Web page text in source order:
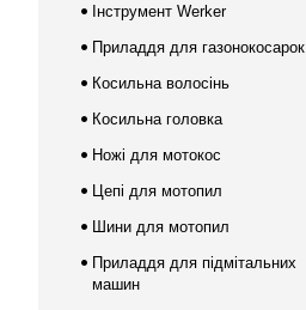
Інструмент Werker
Приладдя для газонокосарок
Косильна волосінь
Косильна головка
Ножі для мотокос
Цепі для мотопил
Шини для мотопил
Приладдя для підмітальних
машин